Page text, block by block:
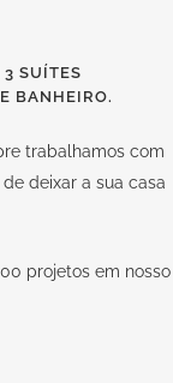
3 SUÍTES
BANHEIRO.
trabalhamos com
deixar a sua casa
projetos em nosso